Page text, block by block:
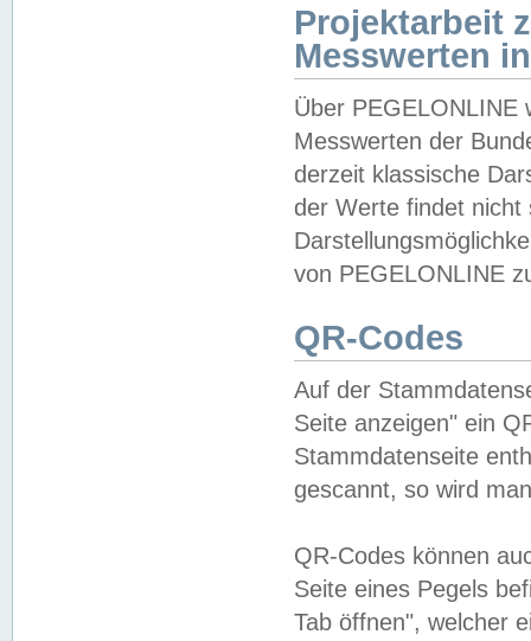
Projektarbeit
Messwerten
Über PEGELONLINE
Messwerten der
derzeit klassische
der Werte findet
von PEGELONLINE
QR-Codes
Auf der
Seite anzeigen" ein
Stammdatenseite
gescannt, so wird
QR-Codes können
Seite eines Pegels
Tab öffnen", welcher